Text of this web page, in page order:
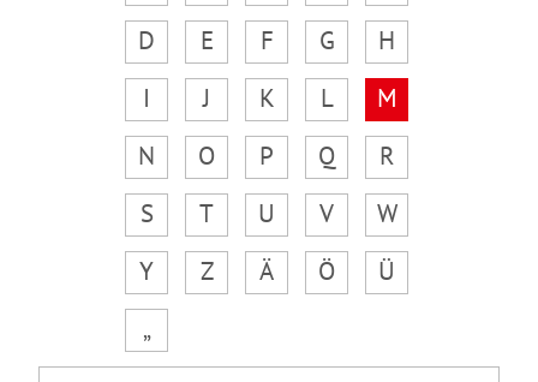
D
E F G
H
I
J K L
M
N
O P Q
R
S
T U V
W
Y
Z Ä Ö
Ü
„